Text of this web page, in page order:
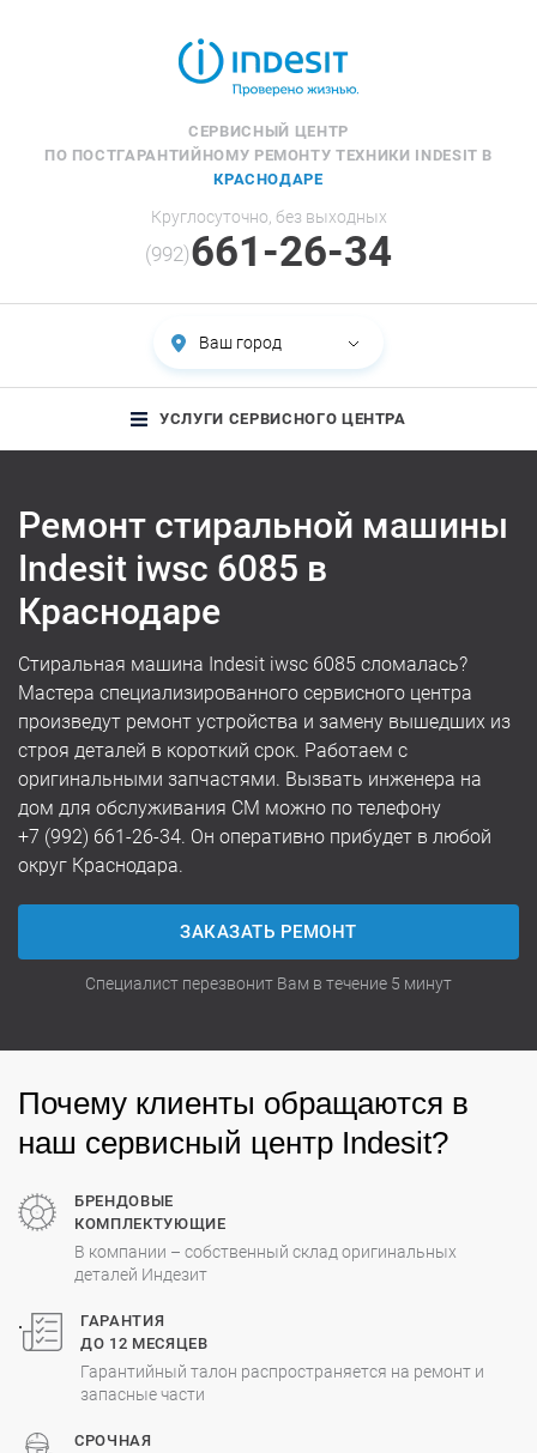
СЕРВИСНЫЙ ЦЕНТР
ПО ПОСТГАРАНТИЙНОМУ РЕМОНТУ ТЕХНИКИ INDESIT В
КРАСНОДАРЕ
Круглосуточно, без выходных
(992)661-26-34
Ваш город
УСЛУГИ СЕРВИСНОГО ЦЕНТРА
Ремонт стиральной машины
Indesit iwsc 6085 в
Краснодаре
Стиральная машина Indesit iwsc 6085 сломалась?
Мастера специализированного сервисного центра
произведут ремонт устройства и замену вышедших из
строя деталей в короткий срок. Работаем с
оригинальными запчастями. Вызвать инженера на
дом для обслуживания СМ можно по телефону
+7 (992) 661-26-34. Он оперативно прибудет в любой
округ Краснодара.
ЗАКАЗАТЬ РЕМОНТ
Специалист перезвонит Вам в течение 5 минут
Почему клиенты обращаются в
наш сервисный центр Indesit?
БРЕНДОВЫЕ
КОМПЛЕКТУЮЩИЕ
В компании – собственный склад оригинальных
деталей Индезит
.
ГАРАНТИЯ
ДО 12 МЕСЯЦЕВ
Гарантийный талон распространяется на ремонт и
запасные части
СРОЧНАЯ